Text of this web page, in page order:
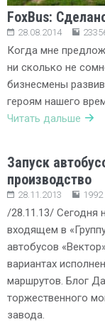
FoxBus:
28.08.2014
Когда мне
ни сколько не
бизнесмены
героям нашего
Читать дальше
Запуск
производство
28.11.2013 1992
/28.11.13/ Сегодня
входящем в
автобусов
вариантах
маршрутов. Блог
торжественного
завода.